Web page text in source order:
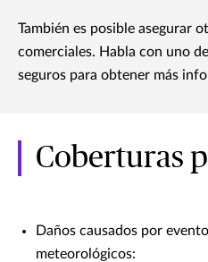
También es posible asegurar
comerciales. Habla con uno
seguros para obtener más
Coberturas
Daños causados por
meteorológicos: